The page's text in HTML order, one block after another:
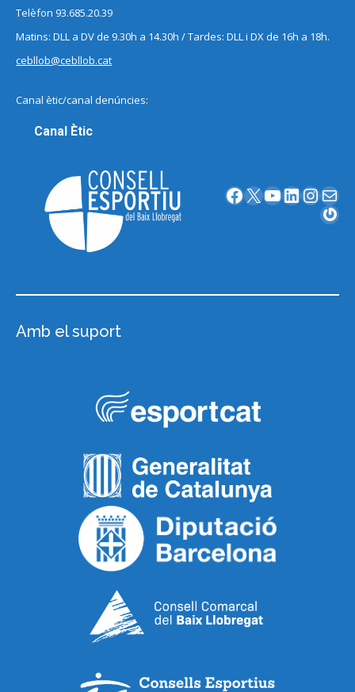
Telèfon 93.685.20.39
Matins: DLL a DV de 9.30h a 14.30h / Tardes: DLL i DX de 16h a 18h.
cebllob@cebllob.cat
Canal ètic/canal denúncies:
Canal Ètic
Facebook X YouTube LinkedIn InstagramCorreu electrònic
Gravatar
Amb el suport